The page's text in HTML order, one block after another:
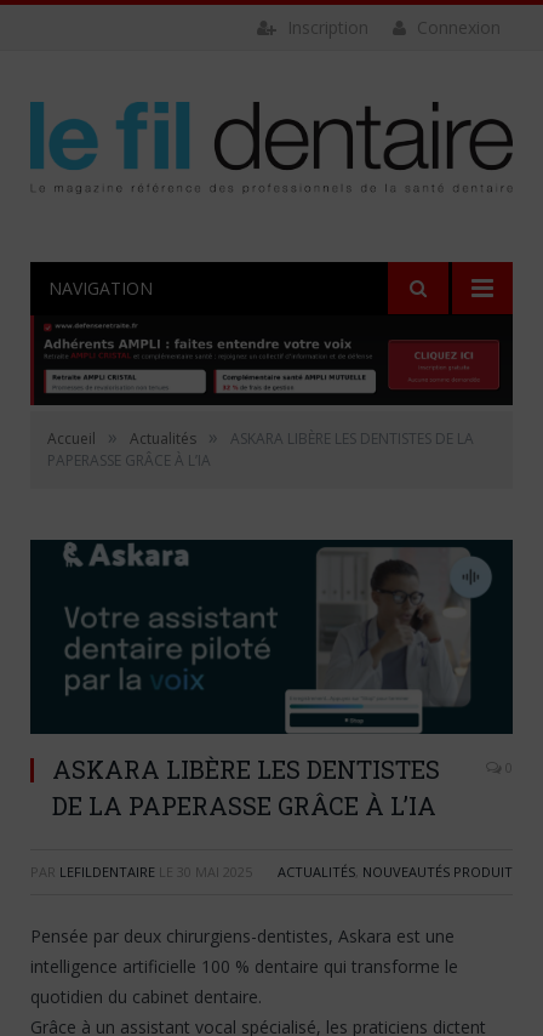
Connexion
Inscription
NAVIGATION
Accueil » Actualités »
ASKARA LIBÈRE LES DENTISTES DE LA
PAPERASSE GRÂCE À L’IA
ASKARA LIBÈRE LES DENTISTES
DE LA PAPERASSE GRÂCE À L’IA
0
PAR LEFILDENTAIRE LE 30 MAI 2025 ACTUALITÉS NOUVEAUTÉS PRODUIT
Pensée par deux chirurgiens-dentistes, Askara est une
intelligence artificielle 100 % dentaire qui transforme le
quotidien du cabinet dentaire.
Grâce à un assistant vocal spécialisé, les praticiens dictent